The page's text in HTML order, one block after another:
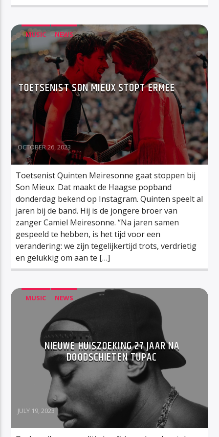
MUSIC NEWS
TOETSENIST SON MIEUX STOPT ERMEE
OCTOBER 26, 2023
Toetsenist Quinten Meiresonne gaat stoppen bij
Son Mieux. Dat maakt de Haagse popband
donderdag bekend op Instagram. Quinten speelt al
jaren bij de band. Hij is de jongere broer van
zanger Camiel Meiresonne. “Na jaren samen
gespeeld te hebben, is het tijd voor een
verandering: we zijn tegelijkertijd trots, verdrietig
en gelukkig om aan te […]
MUSIC NEWS
NIEUWE HUISZOEKING 27 JAAR NA
DOODSCHIETEN TUPAC
JULY 19, 2023